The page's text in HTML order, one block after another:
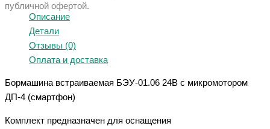
публичной офертой.
Описание
Детали
Отзывы (0)
Оплата и доставка
Бормашина встраиваемая БЭУ-01.06 24В с микромотором
ДП-4 (смартфон)
Комплект предназначен для оснащения